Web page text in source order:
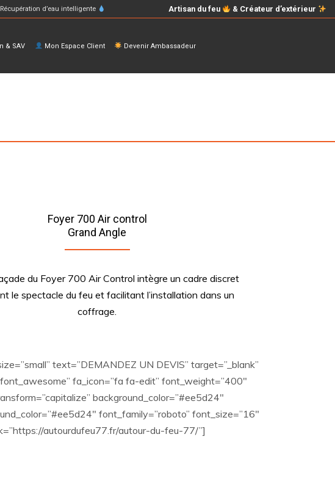
d’eau intelligente Artisan du feu & Créateur d’extérieur
& SAV Mon Espace Client Devenir Ambassadeur
Foyer 700 Air control
Grand Angle
du Foyer 700 Air Control intègre un cadre discret
le spectacle du feu et facilitant l’installation dans un
coffrage.
text=”DEMANDEZ UN DEVIS” target=”_blank”
fa_icon=”fa fa-edit” font_weight=”400″
background_color=”#ee5d24″
font_family=”roboto” font_size=”16″
autourdufeu77.fr/autour-du-feu-77/”]